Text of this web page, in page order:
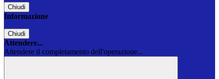
Chiudi
Informazione
Chiudi
Attendere...
Attendere il completamento dell'operazione...